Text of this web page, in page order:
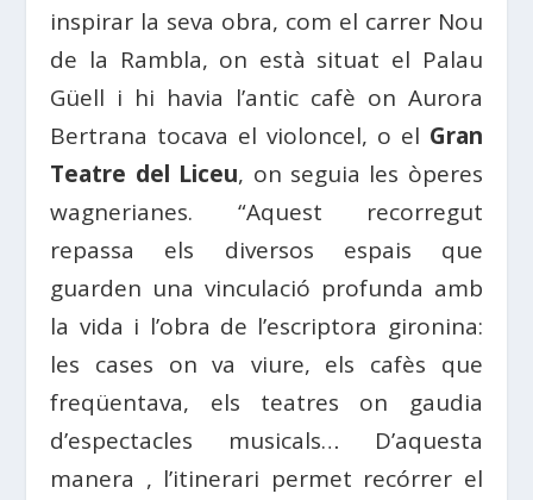
inspirar la seva obra, com el carrer Nou
de la Rambla, on està situat el Palau
Güell i hi havia l’antic cafè on Aurora
Bertrana tocava el violoncel, o el Gran
Teatre del Liceu, on seguia les òperes
wagnerianes. “Aquest recorregut
repassa els diversos espais que
guarden una vinculació profunda amb
la vida i l’obra de l’escriptora gironina:
les cases on va viure, els cafès que
freqüentava, els teatres on gaudia
d’espectacles musicals… D’aquesta
manera , l’itinerari permet recórrer el